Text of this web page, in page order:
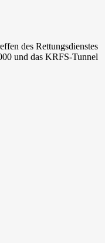
des Rettungsdienstes
und das KRFS-Tunnel